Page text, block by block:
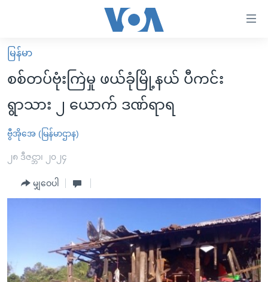
လွယ်ကူ
စေ
Link
များ
ပင်မ
အ
မူလစာမျက်နှာ
မြန်မာ
ကမ္ဘာ့သတင်းများ
နိုင်ငံတကာ
အစ္စရေး-ပါလက်စတိုင်း
ဗွီဒီယို
အင်္ဂလိပ်စာလေ့လာမယ်
မကြေးမုံရဲ့ အင်္ဂလိပ်စာ
ရုပ်ရှင်ထဲက အင်္ဂလိပ်စာ
သုတပဒေသာ အင်္ဂလိပ်စာ
ရေဒီယိုနှင့်ရုပ်သံ အချက်အလက်များ
ရေဒီယို/တီဗွီအစီအစဉ်
မြန်မာ
စစ်တပ်ဗုံးကြဲမှု ဖယ်ခုံမြို့နယ် ပီကင်း
ရွာသား ၂ ယောက် ဒဏ်ရာရ
ဗွီအိုအေ (မြန်မာဌာန)
၂၈ ဒီဇင္ဘာ၊ ၂၀၂၄
မျှဝေပါ